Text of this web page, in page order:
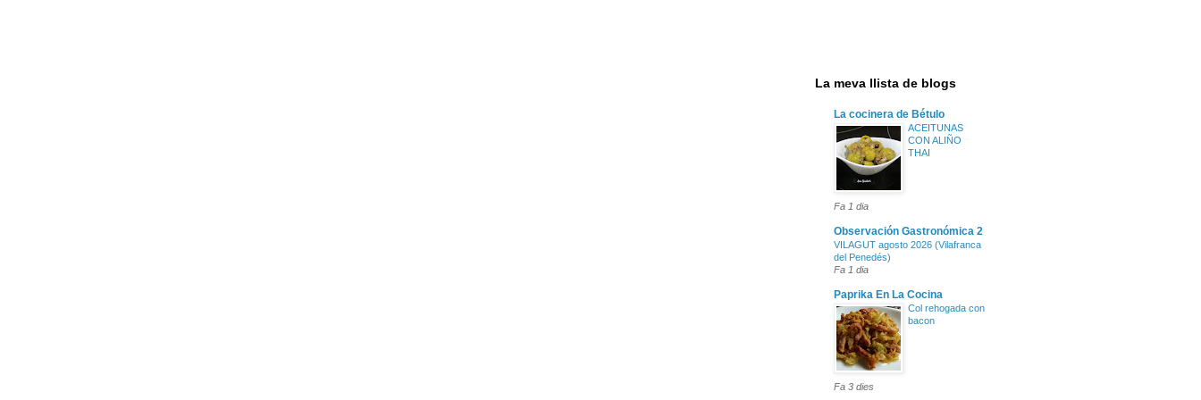
La meva llista de blogs
La cocinera de Bétulo
ACEITUNAS
CON ALIÑO
THAI
Fa 1 dia
Observación Gastronómica 2
VILAGUT agosto 2026 (Vilafranca
del Penedés)
Fa 1 dia
Paprika En La Cocina
Col rehogada con
bacon
Fa 3 dies